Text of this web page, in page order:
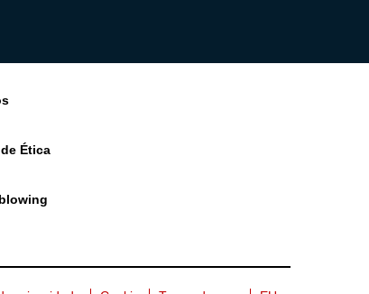
Ética